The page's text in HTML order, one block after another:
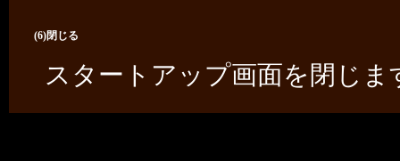
(6)閉じる
スタートアップ画面を閉じま